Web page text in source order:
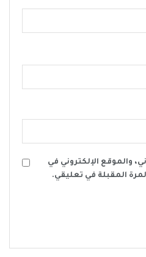
والموقع الإلكتروني في
المقبلة في تعليقي.